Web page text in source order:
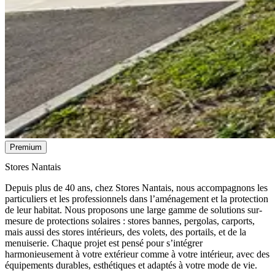
Premium
Stores Nantais
Depuis plus de 40 ans, chez Stores Nantais, nous accompagnons les
particuliers et les professionnels dans l’aménagement et la protection
de leur habitat. Nous proposons une large gamme de solutions sur-
mesure de protections solaires : stores bannes, pergolas, carports,
mais aussi des stores intérieurs, des volets, des portails, et de la
menuiserie. Chaque projet est pensé pour s’intégrer
harmonieusement à votre extérieur comme à votre intérieur, avec des
équipements durables, esthétiques et adaptés à votre mode de vie.